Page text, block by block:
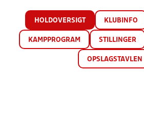
HOLDOVERSIGT KLUBINFO
KAMPPROGRAM STILLINGER
OPSLAGSTAVLEN